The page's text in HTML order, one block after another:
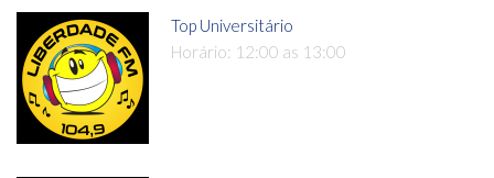
Top Universitário
Horário: 12:00 as 13:00